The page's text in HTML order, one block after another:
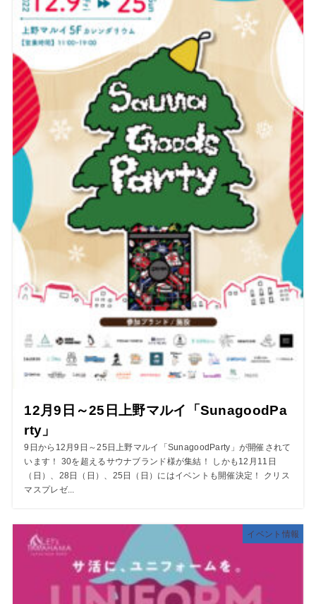
12月9日～25日上野マルイ「SunagoodPa
rty」
9日から12月9日～25日上野マルイ「SunagoodParty」が開催されて
います！ 30を超えるサウナブランド様が集結！ しかも12月11日
（日）、28日（日）、25日（日）にはイベントも開催決定！ クリス
マスプレゼ...
イベント情報